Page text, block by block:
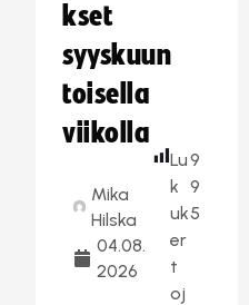
kset
syyskuun
toisella
viikolla
Mika
Hilska
04.08.
2026
Lu
k
uk
er
t
oj
9
9
5